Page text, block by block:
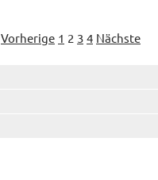
Vorherige 1 2 3 4 Nächste